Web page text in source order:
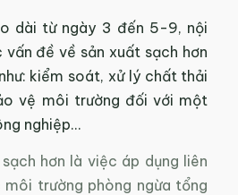
dài từ ngày 3 đến 5-9, nội
đề về sản xuất sạch hơn
kiểm soát, xử lý chất thải
vệ môi trường đối với một
nghiệp…
hơn là việc áp dụng liên
trường phòng ngừa tổng